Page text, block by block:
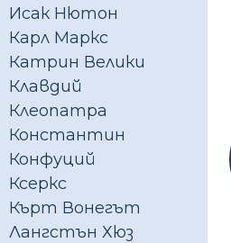
Исак Нютон
Карл Маркс
Катрин Велики
Клавдий
Клеопатра
Константин
Конфуций
Ксеркс
Кърт Вонегът
Лангстън Хюз